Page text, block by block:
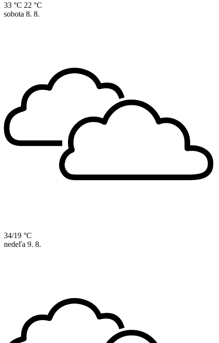
33 °C 22 °C
sobota 8. 8.
34/19 °C
nedeľa 9. 8.